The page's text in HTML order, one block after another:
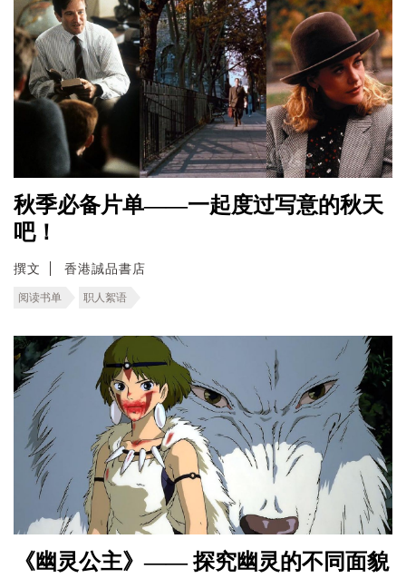
秋季必备片单——一起度过写意的秋天
吧！
撰文 香港誠品書店
阅读书单 职人絮语
《幽灵公主》—— 探究幽灵的不同面貌